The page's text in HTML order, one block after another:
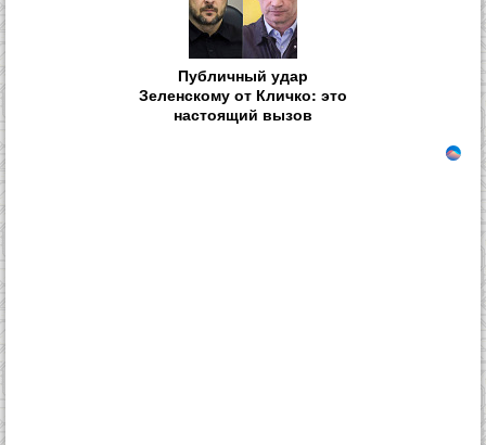
Публичный удар
Зеленскому от Кличко: это
настоящий вызов